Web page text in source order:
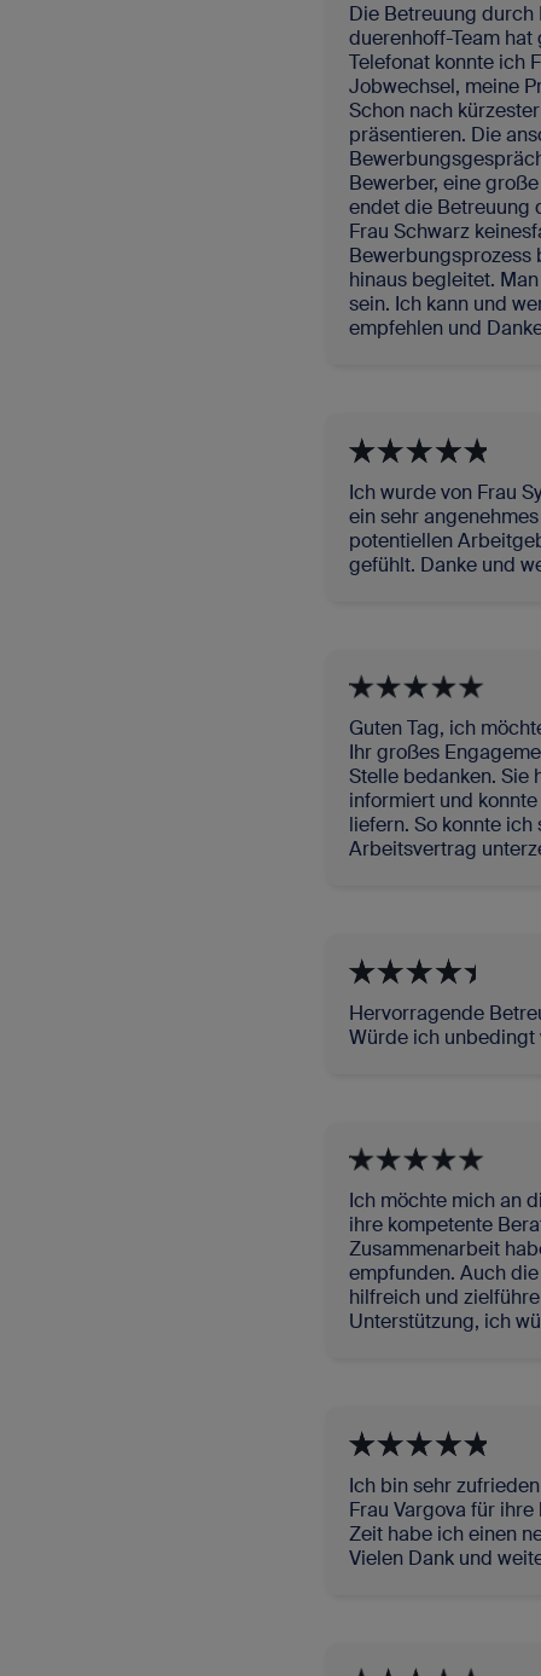
Die Betreuung durch
duerenhoff-Team
Telefonat konnte ich
Jobwechsel, meine
Schon nach
präsentieren. Die
Bewerber, eine
endet die Betreuung
Frau Schwarz
Bewerbungsprozess
hinaus begleitet.
sein. Ich kann und
empfehlen und
Ich wurde von Frau
ein sehr
potentiellen
gefühlt. Danke und
Guten Tag, ich
Ihr großes
Stelle bedanken. Sie
informiert und
liefern. So konnte
Arbeitsvertrag
Hervorragende
Würde ich unbedingt
Ich möchte mich an
ihre kompetente
Zusammenarbeit
empfunden. Auch
hilfreich und
Unterstützung, ich
Ich bin sehr
Frau Vargova für
Zeit habe ich einen
Vielen Dank und